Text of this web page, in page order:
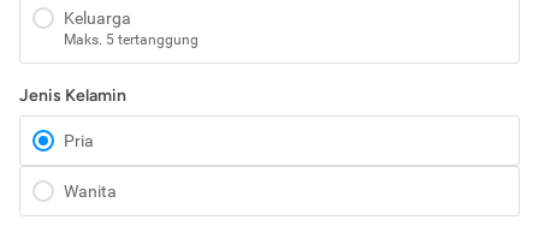
Keluarga
Maks. 5 tertanggung
Jenis Kelamin
Pria
Wanita